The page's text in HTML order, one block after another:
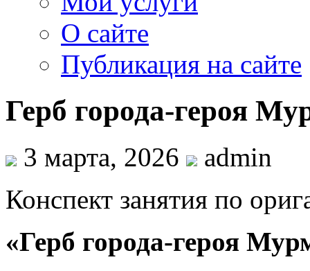
О сайте
Публикация на сайте
Герб города-героя
3 марта, 2026
admin
Конспект занятия по
«Герб города-героя